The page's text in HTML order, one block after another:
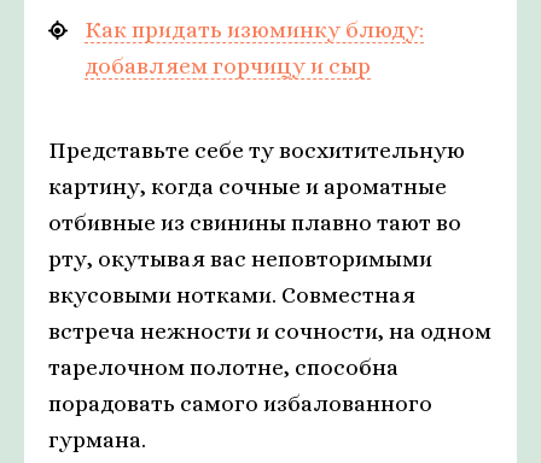
Как придать изюминку блюду:
добавляем горчицу и сыр
Представьте себе ту восхитительную
картину, когда сочные и ароматные
отбивные из свинины плавно тают во
рту, окутывая вас неповторимыми
вкусовыми нотками. Совместная
встреча нежности и сочности, на одном
тарелочном полотне, способна
порадовать самого избалованного
гурмана.